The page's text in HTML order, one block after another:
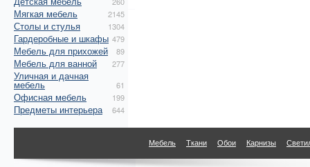
Мягкая мебель 2145
Столы и стулья 1304
Гардеробные и шкафы 479
Мебель для прихожей 89
Мебель для ванной 277
Уличная и дачная
мебель 61
Офисная мебель 199
Предметы интерьера 644
Мебель Ткани Обои Карнизы